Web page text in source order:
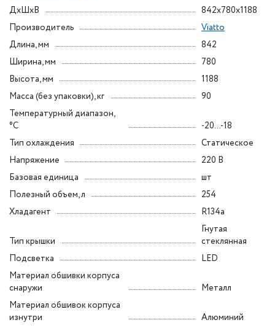
ДxШxВ
842x780x1188
Производитель
Viatto
Длина, мм
842
Ширина, мм
780
Высота, мм
1188
Масса (без упаковки), кг
90
Температурный диапазон,
°C
-20...-18
Тип охлаждения
Статическое
Напряжение
220 В
Базовая единица
шт
Полезный объем, л
254
Хладагент
R134a
Тип крышки
Гнутая
стеклянная
Подсветка
LED
Материал обшивки корпуса
снаружи
Металл
Материал обшивок корпуса
изнутри
Алюминий